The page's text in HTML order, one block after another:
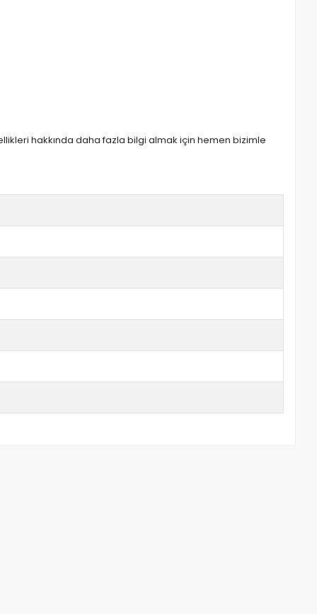
hakkında daha fazla bilgi almak için hemen bizimle